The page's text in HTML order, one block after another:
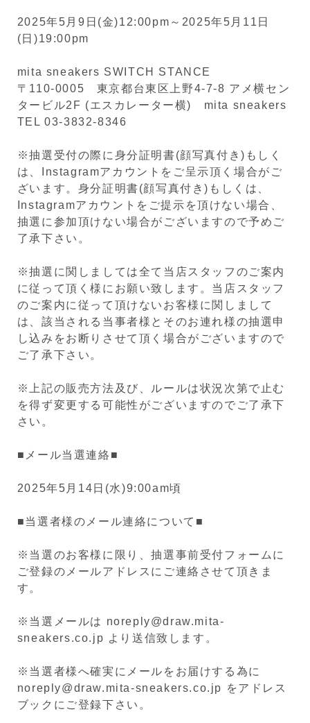
2025年5月9日(金)12:00pm～2025年5月11日
(日)19:00pm
mita sneakers SWITCH STANCE
〒110-0005 東京都台東区上野4-7-8 アメ横セン
タービル2F (エスカレーター横) mita sneakers
TEL 03-3832-8346
※抽選受付の際に身分証明書(顔写真付き)もしく
は、Instagramアカウントをご呈示頂く場合がご
ざいます。身分証明書(顔写真付き)もしくは、
Instagramアカウントをご提示を頂けない場合、
抽選に参加頂けない場合がございますので予めご
了承下さい。
※抽選に関しましては全て当店スタッフのご案内
に従って頂く様にお願い致します。当店スタッフ
のご案内に従って頂けないお客様に関しまして
は、該当される当事者様とそのお連れ様の抽選申
し込みをお断りさせて頂く場合がございますので
ご了承下さい。
※上記の販売方法及び、ルールは状況次第で止む
を得ず変更する可能性がございますのでご了承下
さい。
■メール当選連絡■
2025年5月14日(水)9:00am頃
■当選者様のメール連絡について■
※当選のお客様に限り、抽選事前受付フォームに
ご登録のメールアドレスにご連絡させて頂きま
す。
※当選メールは noreply@draw.mita-
sneakers.co.jp より送信致します。
※当選者様へ確実にメールをお届けする為に
noreply@draw.mita-sneakers.co.jp をアドレス
ブックにご登録下さい。